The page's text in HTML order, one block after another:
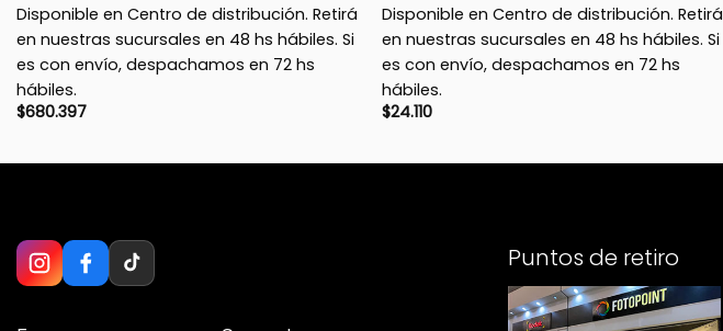
Disponible en Centro de distribución. Retirá
en nuestras sucursales en 48 hs hábiles. Si
es con envío, despachamos en 72 hs
hábiles.
$680.397
Disponible en Centro de distribución. Retirá
en nuestras sucursales en 48 hs hábiles. Si
es con envío, despachamos en 72 hs
hábiles.
$24.110
Puntos de retiro